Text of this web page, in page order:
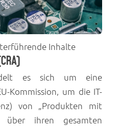
Inhalte
es sich um eine
Kommission, um die IT-
von „Produkten mit
über ihren gesamten